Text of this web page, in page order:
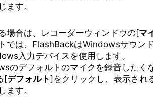
ます。
場合は、レコーダーウィンドウの[マ
では、FlashBackはWindowsサウン
入力デバイスを使用します。
のデフォルトのマイクを録音したく
[デフォルト]をクリックし、表示され
ます。